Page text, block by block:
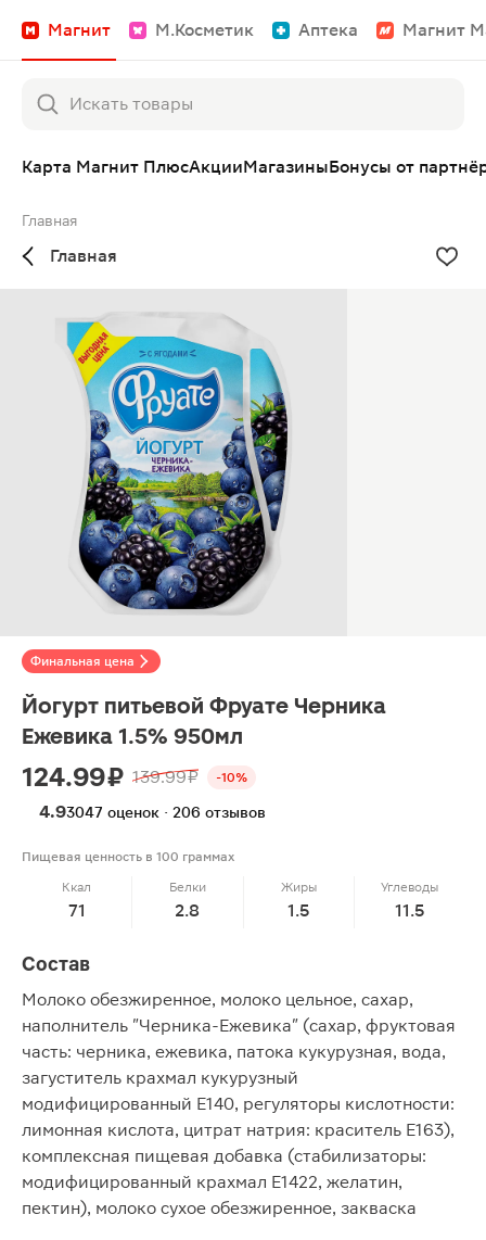
Магнит М.Косметик Аптека Магнит
Карта Магнит ПлюсАкцииМагазиныБонусы от
Главная
Главная
Финальная цена
Йогурт питьевой Фруате Черника
Ежевика 1.5% 950мл
124.99 ₽ 139.99 ₽ -10%
4.93047 оценок · 206 отзывов
Пищевая ценность в 100 граммах
Ккал
71
Белки
2.8
Жиры
1.5
Углеводы
11.5
Состав
Молоко обезжиренное, молоко цельное, сахар,
наполнитель "Черника-Ежевика" (сахар, фруктовая
часть: черника, ежевика, патока кукурузная, вода,
загуститель крахмал кукурузный
модифицированный Е140, регуляторы кислотности:
лимонная кислота, цитрат натрия: краситель Е163),
комплексная пищевая добавка (стабилизаторы:
модифицированный крахмал Е1422, желатин,
пектин), молоко сухое обезжиренное, закваска